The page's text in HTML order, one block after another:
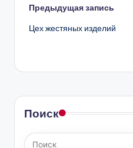
Навигация
записи
Предыдущая запись
Цех жестяных изделий
Поиск